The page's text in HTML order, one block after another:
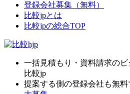
登録会社募集（無料）
比較jpとは
比較jpの総合TOP
一括見積もり・資料請求の
比較jp
提案する側の登録会社も無料